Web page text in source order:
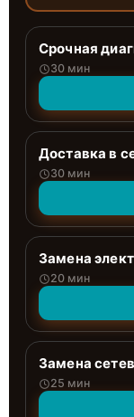
Срочная
30 мин
Доставка в
30 мин
Замена
20 мин
Замена
25 мин